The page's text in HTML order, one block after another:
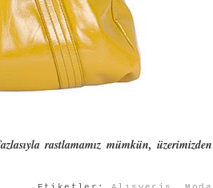
rastlamamız mümkün, üzerimizden